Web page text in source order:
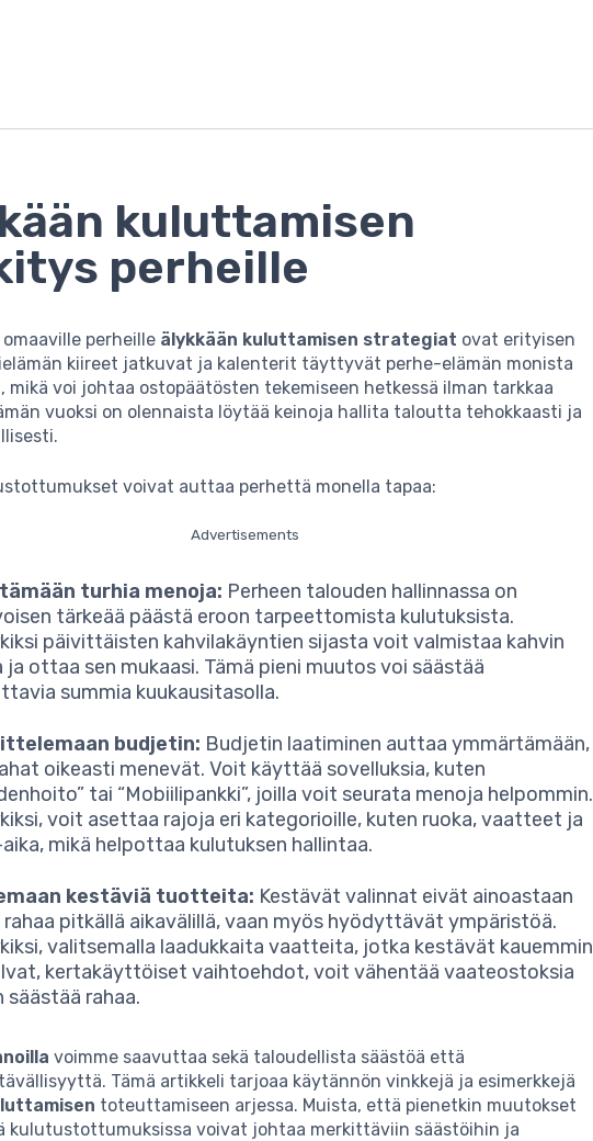
kuluttamisen
perheille
perheille älykkään kuluttamisen strategiat ovat erityisen
kiireet jatkuvat ja kalenterit täyttyvät perhe-elämän monista
mikä voi johtaa ostopäätösten tekemiseen hetkessä ilman tarkkaa
vuoksi on olennaista löytää keinoja hallita taloutta tehokkaasti ja
voivat auttaa perhettä monella tapaa:
Advertisements
turhia menoja: Perheen talouden hallinnassa on
tärkeää päästä eroon tarpeettomista kulutuksista.
päivittäisten kahvilakäyntien sijasta voit valmistaa kahvin
ja ottaa sen mukaasi. Tämä pieni muutos voi säästää
summia kuukausitasolla.
budjetin: Budjetin laatiminen auttaa ymmärtämään,
oikeasti menevät. Voit käyttää sovelluksia, kuten
tai “Mobiilipankki”, joilla voit seurata menoja helpommin.
voit asettaa rajoja eri kategorioille, kuten ruoka, vaatteet ja
mikä helpottaa kulutuksen hallintaa.
kestäviä tuotteita: Kestävät valinnat eivät ainoastaan
pitkällä aikavälillä, vaan myös hyödyttävät ympäristöä.
valitsemalla laadukkaita vaatteita, jotka kestävät kauemmin
kertakäyttöiset vaihtoehdot, voit vähentää vaateostoksia
säästää rahaa.
voimme saavuttaa sekä taloudellista säästöä että
Tämä artikkeli tarjoaa käytännön vinkkejä ja esimerkkejä
toteuttamiseen arjessa. Muista, että pienetkin muutokset
kulutustottumuksissa voivat johtaa merkittäviin säästöihin ja